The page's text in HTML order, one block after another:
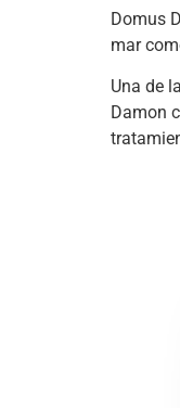
Domus
mar
Una de
Damon